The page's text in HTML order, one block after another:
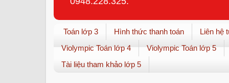
Toán lớp 3 Hình thức thanh toán
Liên hệ
Violympic Toán lớp 4
Violympic Toán lớp 5
Tài liệu tham khảo lớp 5